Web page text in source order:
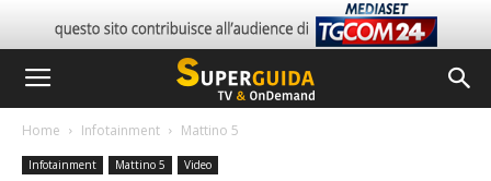
Home Infotainment Mattino 5
Infotainment Mattino 5 Video